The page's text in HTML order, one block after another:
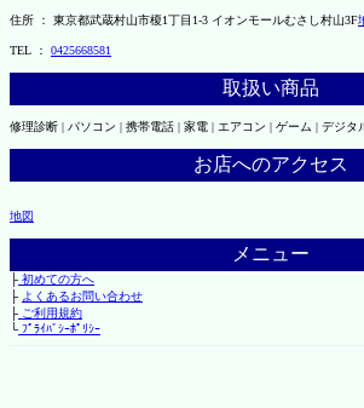
住所 ： 東京都武蔵村山市榎1丁目1-3 イオンモールむさし村山3F
TEL ： 0425668581
取扱い商品
修理診断 | パソコン | 携帯電話 | 家電 | エアコン | ゲーム | デジタ
お店へのアクセス
地図
メニュー
├初めての方へ
├ よくあるお問い合わせ
├ご利用規約
└ﾌﾟﾗｲﾊﾞｼｰﾎﾟﾘｼｰ